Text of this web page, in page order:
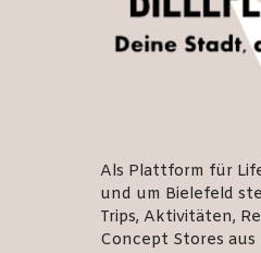
Als Plattform für
und um Bielefeld
Trips, Aktivitäten,
Concept Stores